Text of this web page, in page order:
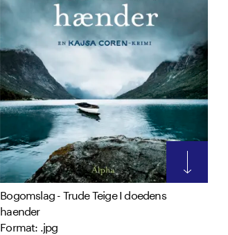
Bogomslag - Trude Teige I doedens
haender
Format: .jpg